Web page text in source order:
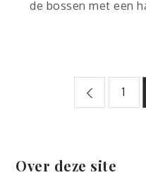
de bossen met een
1
Over deze site